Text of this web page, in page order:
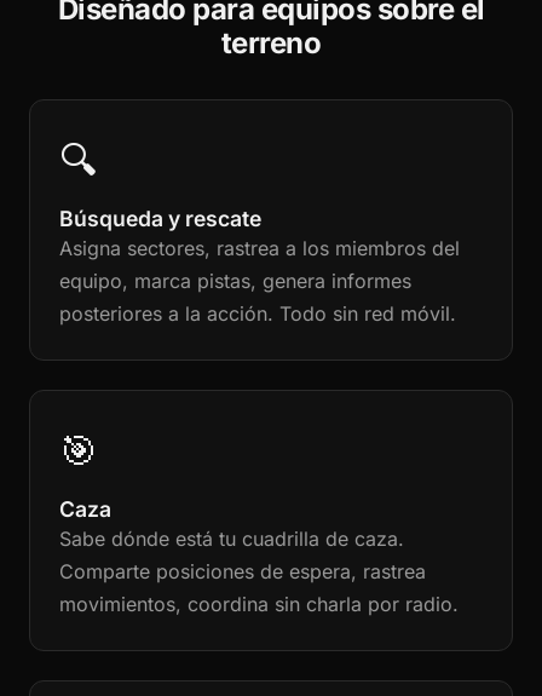
Diseñado para equipos sobre el
terreno
🔍
Búsqueda y rescate
Asigna sectores, rastrea a los miembros del
equipo, marca pistas, genera informes
posteriores a la acción. Todo sin red móvil.
🎯
Caza
Sabe dónde está tu cuadrilla de caza.
Comparte posiciones de espera, rastrea
movimientos, coordina sin charla por radio.